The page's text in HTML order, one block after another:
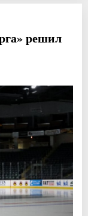
решил